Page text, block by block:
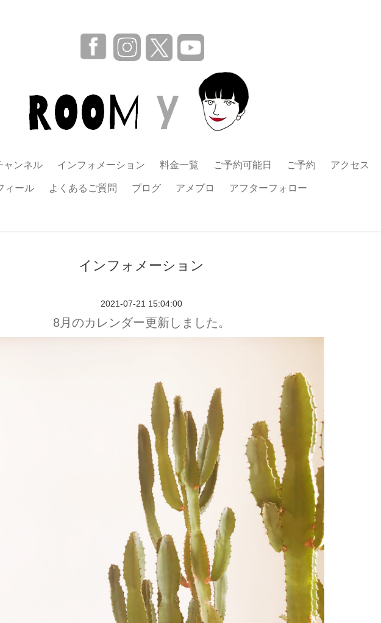
ャンネル インフォメーション 料金一覧 ご予約可能日 ご予約 アクセス
ィール よくあるご質問 ブログ アメブロ アフターフォロー
インフォメーション
2021-07-21 15:04:00
8月のカレンダー更新しました。